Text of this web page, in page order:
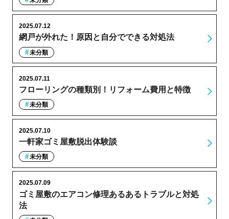
網戸が外れた！原因と自分でできる対処法
2025.07.12
未分類
フローリングの種類別！リフォーム費用と特徴
2025.07.11
未分類
一軒家ゴミ屋敷脱出体験談
2025.07.10
未分類
ゴミ屋敷のエアコン修理あるあるトラブルと対処
法
2025.07.09